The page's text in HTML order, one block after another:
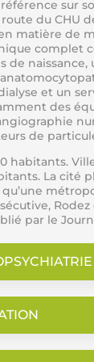
sur
du CHU
matière de
complet
de
et un
des
de
habitants.
La cité
par le